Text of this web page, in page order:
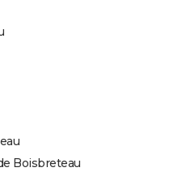
Boisbreteau